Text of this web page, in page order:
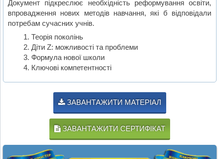
Документ підкреслює необхідність реформування освіти,
впровадження нових методів навчання, які б відповідали
потребам сучасних учнів.
Теорія поколінь
Діти Z: можливості та проблеми
Формула нової школи
Ключові компетентності
ЗАВАНТАЖИТИ МАТЕРІАЛ
ЗАВАНТАЖИТИ СЕРТИФІКАТ